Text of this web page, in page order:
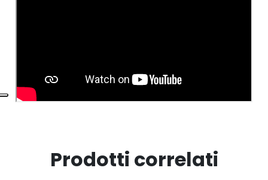
Prodotti correlati